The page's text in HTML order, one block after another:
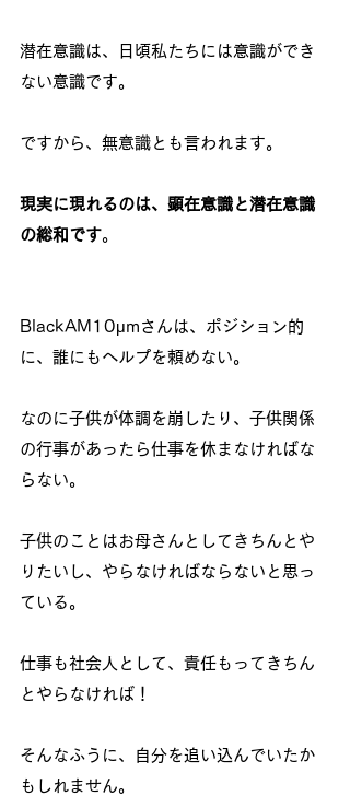
潜在意識は、日頃私たちには意識ができ
ない意識です。
ですから、無意識とも言われます。
現実に現れるのは、顕在意識と潜在意識
の総和です。
BlackAM10μmさんは、ポジション的
に、誰にもヘルプを頼めない。
なのに子供が体調を崩したり、子供関係
の行事があったら仕事を休まなければな
らない。
子供のことはお母さんとしてきちんとや
りたいし、やらなければならないと思っ
ている。
仕事も社会人として、責任もってきちん
とやらなければ！
そんなふうに、自分を追い込んでいたか
もしれません。